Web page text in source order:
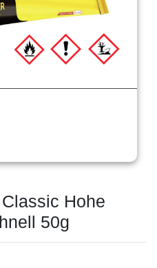
Hohe
50g